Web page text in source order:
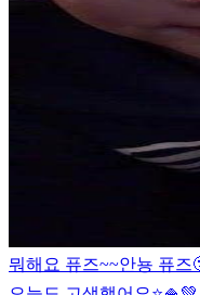
뭐해요 퓨즈~~안뇽 퓨즈